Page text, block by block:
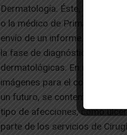
Dermatología. Éste, una vez
o la médico de Primaria en
envío de un informe.
la fase de diagnóstico y
dermatológicas. En una
imágenes para el control y
un futuro, se contempla
tipo de afecciones, como
parte de los servicios de